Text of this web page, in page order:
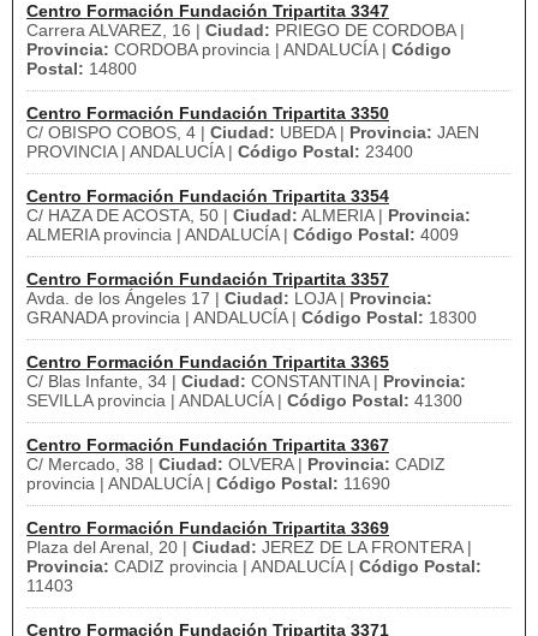
Centro Formación Fundación Tripartita 3347
Carrera ALVAREZ, 16 | Ciudad: PRIEGO DE CORDOBA |
Provincia: CORDOBA provincia | ANDALUCÍA | Código
Postal: 14800
Centro Formación Fundación Tripartita 3350
C/ OBISPO COBOS, 4 | Ciudad: UBEDA | Provincia: JAEN
PROVINCIA | ANDALUCÍA | Código Postal: 23400
Centro Formación Fundación Tripartita 3354
C/ HAZA DE ACOSTA, 50 | Ciudad: ALMERIA | Provincia:
ALMERIA provincia | ANDALUCÍA | Código Postal: 4009
Centro Formación Fundación Tripartita 3357
Avda. de los Ángeles 17 | Ciudad: LOJA | Provincia:
GRANADA provincia | ANDALUCÍA | Código Postal: 18300
Centro Formación Fundación Tripartita 3365
C/ Blas Infante, 34 | Ciudad: CONSTANTINA | Provincia:
SEVILLA provincia | ANDALUCÍA | Código Postal: 41300
Centro Formación Fundación Tripartita 3367
C/ Mercado, 38 | Ciudad: OLVERA | Provincia: CADIZ
provincia | ANDALUCÍA | Código Postal: 11690
Centro Formación Fundación Tripartita 3369
Plaza del Arenal, 20 | Ciudad: JEREZ DE LA FRONTERA |
Provincia: CADIZ provincia | ANDALUCÍA | Código Postal:
11403
Centro Formación Fundación Tripartita 3371